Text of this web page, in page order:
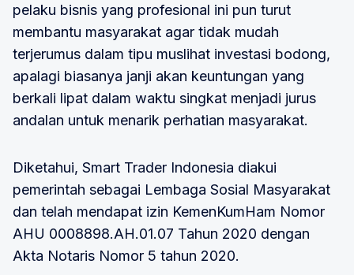
pelaku bisnis yang profesional ini pun turut
membantu masyarakat agar tidak mudah
terjerumus dalam tipu muslihat investasi bodong,
apalagi biasanya janji akan keuntungan yang
berkali lipat dalam waktu singkat menjadi jurus
andalan untuk menarik perhatian masyarakat.
Diketahui, Smart Trader Indonesia diakui
pemerintah sebagai Lembaga Sosial Masyarakat
dan telah mendapat izin KemenKumHam Nomor
AHU 0008898.AH.01.07 Tahun 2020 dengan
Akta Notaris Nomor 5 tahun 2020.